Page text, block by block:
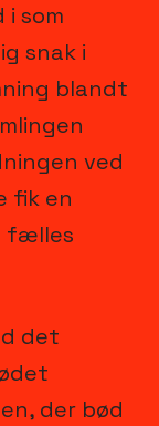
som
snak i
blandt
ved
fik en
fælles
det
der bød